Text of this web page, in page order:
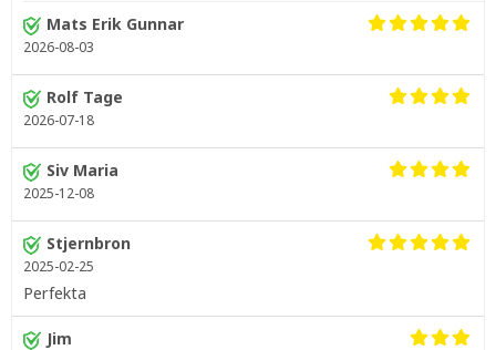
Mats Erik Gunnar
2026-08-03
Rolf Tage
2026-07-18
Siv Maria
2025-12-08
Stjernbron
2025-02-25
Perfekta
Jim